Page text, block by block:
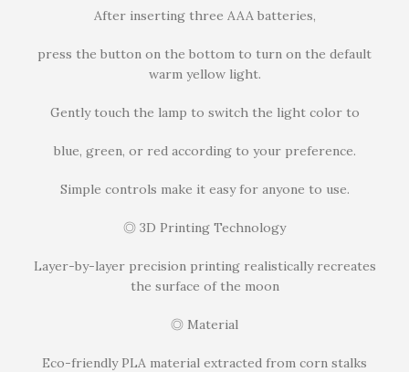
After inserting three AAA batteries,
press the button on the bottom to turn on the default
warm yellow light.
Gently touch the lamp to switch the light color to
blue, green, or red according to your preference.
Simple controls make it easy for anyone to use.
◎ 3D Printing Technology
Layer-by-layer precision printing realistically recreates
the surface of the moon
◎ Material
Eco-friendly PLA material extracted from corn stalks